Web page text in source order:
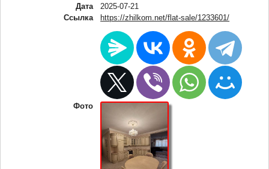
Дата
2025-07-21
Ссылка
https://zhilkom.net/flat-sale/1233601/
Фото